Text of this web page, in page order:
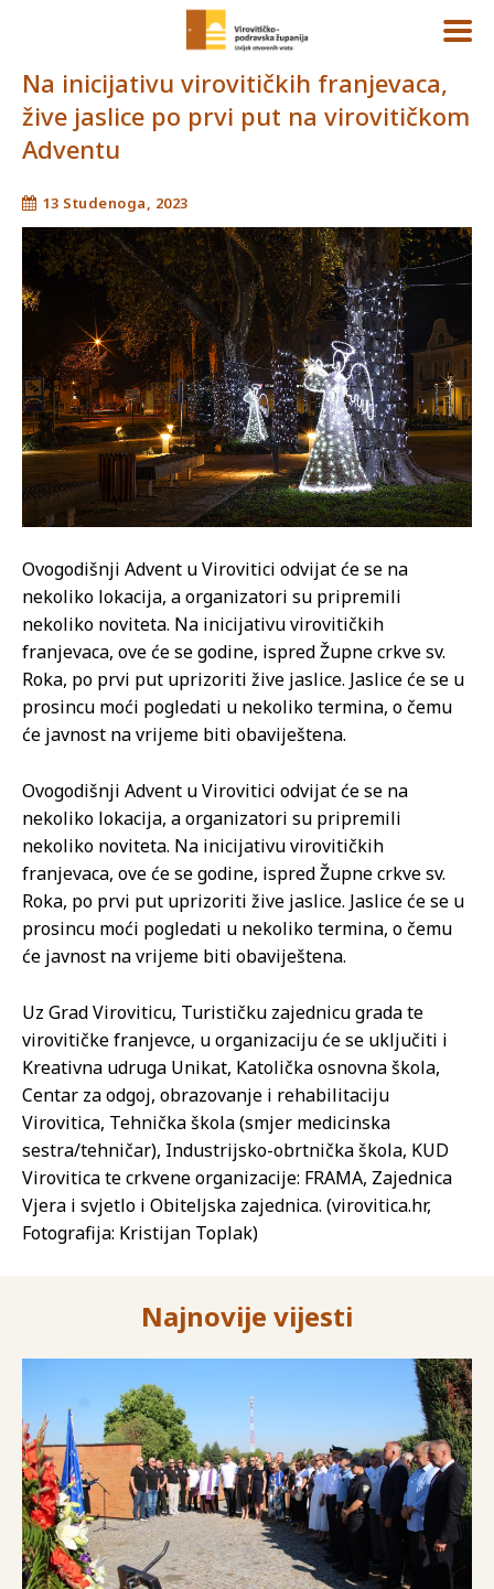
Na inicijativu virovitičkih franjevaca,
žive jaslice po prvi put na virovitičkom
Adventu
13 Studenoga, 2023
Ovogodišnji Advent u Virovitici odvijat će se na
nekoliko lokacija, a organizatori su pripremili
nekoliko noviteta. Na inicijativu virovitičkih
franjevaca, ove će se godine, ispred Župne crkve sv.
Roka, po prvi put uprizoriti žive jaslice. Jaslice će se u
prosincu moći pogledati u nekoliko termina, o čemu
će javnost na vrijeme biti obaviještena.
Ovogodišnji Advent u Virovitici odvijat će se na
nekoliko lokacija, a organizatori su pripremili
nekoliko noviteta. Na inicijativu virovitičkih
franjevaca, ove će se godine, ispred Župne crkve sv.
Roka, po prvi put uprizoriti žive jaslice. Jaslice će se u
prosincu moći pogledati u nekoliko termina, o čemu
će javnost na vrijeme biti obaviještena.
Uz Grad Viroviticu, Turističku zajednicu grada te
virovitičke franjevce, u organizaciju će se uključiti i
Kreativna udruga Unikat, Katolička osnovna škola,
Centar za odgoj, obrazovanje i rehabilitaciju
Virovitica, Tehnička škola (smjer medicinska
sestra/tehničar), Industrijsko-obrtnička škola, KUD
Virovitica te crkvene organizacije: FRAMA, Zajednica
Vjera i svjetlo i Obiteljska zajednica. (virovitica.hr,
Fotografija: Kristijan Toplak)
Najnovije vijesti